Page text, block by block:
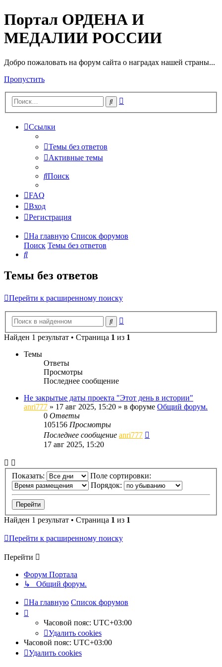
Портал ОРДЕНА И
МЕДАЛИИ РОССИИ
Добро пожаловать на форум сайта о наградах нашей страны...
Пропустить
Поиск
Ссылки
Темы без ответов
Активные темы
Поиск
FAQ
Вход
Регистрация
На главную Список форумов
Поиск Темы без ответов
Поиск
Темы без ответов
Перейти к расширенному поиску
Поиск
Найден 1 результат • Страница 1 из 1
Темы
Ответы
Просмотры
Последнее сообщение
Не закрытые даты проекта "Этот день в истории"
anri777 » 17 авг 2025, 15:20 » в форуме Общий форум.
0 Ответы
105156 Просмотры
Последнее сообщение anri777
17 авг 2025, 15:20
Показать:
Поле сортировки:
Порядок:
Найден 1 результат • Страница 1 из 1
Перейти к расширенному поиску
Перейти
Форум Портала
↳ Общий форум.
На главную Список форумов
Часовой пояс: UTC+03:00
Удалить cookies
Часовой пояс: UTC+03:00
Удалить cookies